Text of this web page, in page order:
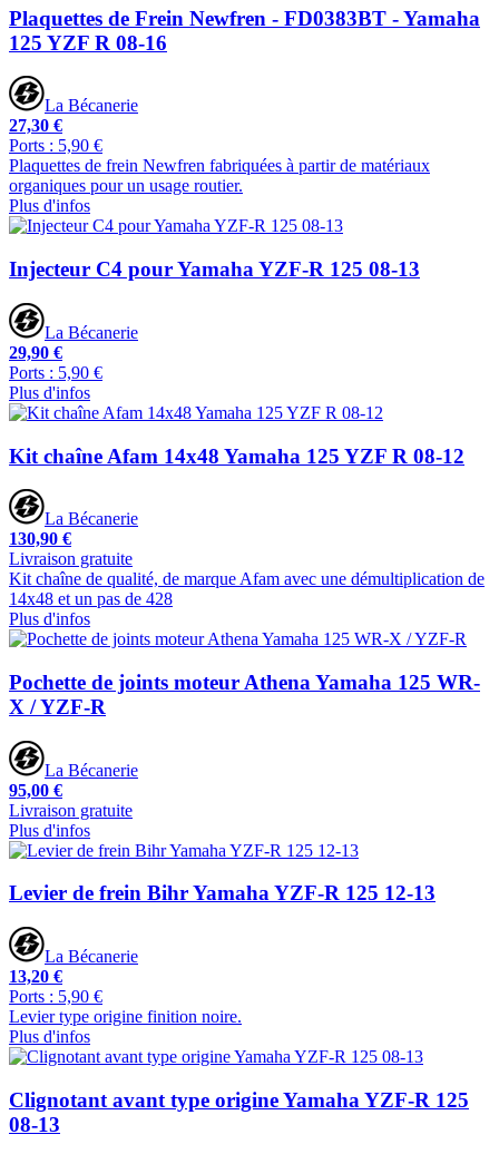
Plaquettes de Frein Newfren - FD0383BT - Yamaha
125 YZF R 08-16
La Bécanerie
27,30 €
Ports : 5,90 €
Plaquettes de frein Newfren fabriquées à partir de matériaux
organiques pour un usage routier.
Plus d'infos
Injecteur C4 pour Yamaha YZF-R 125 08-13
La Bécanerie
29,90 €
Ports : 5,90 €
Plus d'infos
Kit chaîne Afam 14x48 Yamaha 125 YZF R 08-12
La Bécanerie
130,90 €
Livraison gratuite
Kit chaîne de qualité, de marque Afam avec une démultiplication de
14x48 et un pas de 428
Plus d'infos
Pochette de joints moteur Athena Yamaha 125 WR-
X / YZF-R
La Bécanerie
95,00 €
Livraison gratuite
Plus d'infos
Levier de frein Bihr Yamaha YZF-R 125 12-13
La Bécanerie
13,20 €
Ports : 5,90 €
Levier type origine finition noire.
Plus d'infos
Clignotant avant type origine Yamaha YZF-R 125
08-13